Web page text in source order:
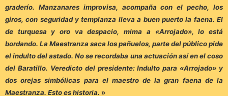
graderío. Manzanares improvisa, acompaña con el pecho, los
giros, con seguridad y templanza lleva a buen puerto la faena. El
de turquesa y oro va despacio, mima a «Arrojado», lo está
bordando. La Maestranza saca los pañuelos, parte del público pide
el indulto del astado. No se recordaba una actuación así en el coso
del Baratillo. Veredicto del presidente: Indulto para «Arrojado» y
dos orejas simbólicas para el maestro de la gran faena de la
Maestranza. Esto es historia. »